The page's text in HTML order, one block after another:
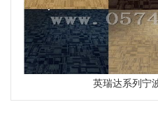
英瑞达系列宁
CM-